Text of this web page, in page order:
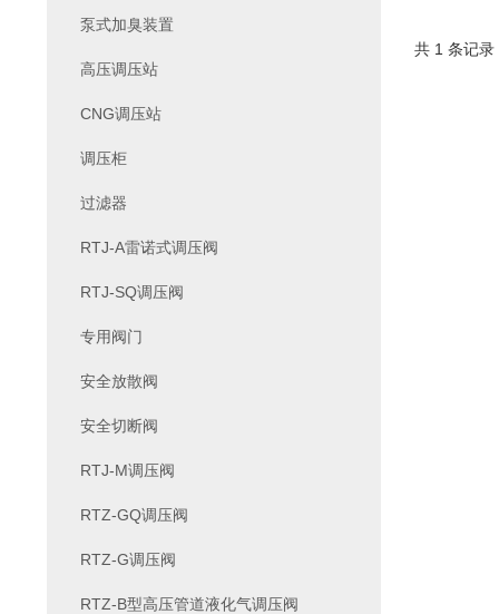
共 1 条记
泵式加臭装置
高压调压站
CNG调压站
调压柜
过滤器
RTJ-A雷诺式调压阀
RTJ-SQ调压阀
专用阀门
安全放散阀
安全切断阀
RTJ-M调压阀
RTZ-GQ调压阀
RTZ-G调压阀
RTZ-B型高压管道液化气调压阀